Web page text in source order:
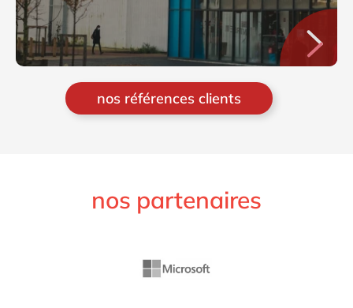
nos références clients
nos partenaires